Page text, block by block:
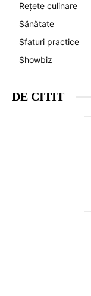
Rețete culinare
Sănătate
Sfaturi practice
Showbiz
DE CITIT